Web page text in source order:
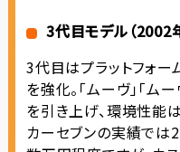
3代目モデル（2002
3代目はプラットフォ
を強化。「ムーヴ」「ム
を引き上げ、環境性能
カーセブンの実績で